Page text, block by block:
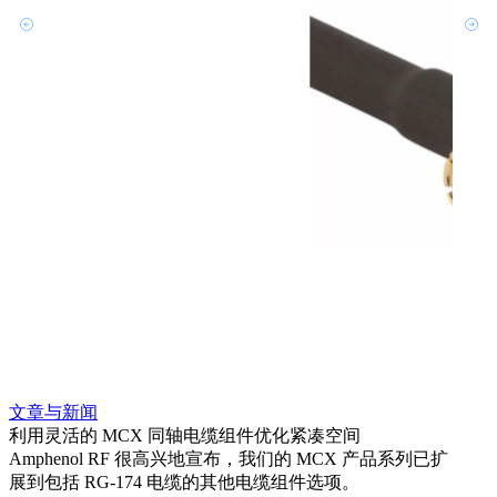
文章与新闻
利用灵活的 MCX 同轴电缆组件优化紧凑空间
Amphenol RF 很高兴地宣布，我们的 MCX 产品系列已扩
展到包括 RG-174 电缆的其他电缆组件选项。